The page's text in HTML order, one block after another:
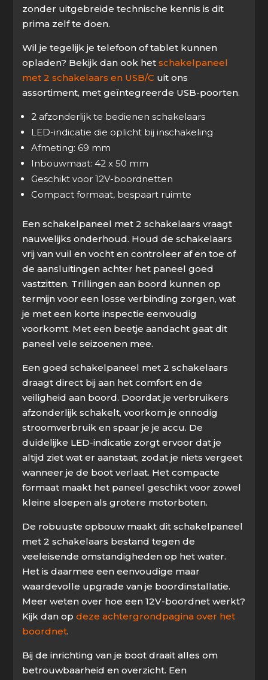
zonder uitgebreide technische kennis is dit
prima zelf te doen.
Wil je tegelijk je telefoon of tablet kunnen
opladen? Bekijk dan ook hetschakelpaneel
met 2 schakelaars en USB/C uit ons
assortiment, met geïntegreerde USB-poorten.
2 afzonderlijk te bedienen schakelaars
LED-indicatie die oplicht bij inschakeling
Afmeting: 69 mm
Inbouwmaat: 42 x 50 mm
Geschikt voor 12V-boordnetten
Compact formaat, bespaart ruimte
Een schakelpaneel met 2 schakelaars vraagt
nauwelijks onderhoud. Houd de schakelaars
vrij van vuil en vocht en controleer af en toe of
de aansluitingen achter het paneel goed
vastzitten. Trillingen aan boord kunnen op
termijn voor een losse verbinding zorgen, wat
je met een korte inspectie eenvoudig
voorkomt. Met een beetje aandacht gaat dit
paneel vele seizoenen mee.
Een goed schakelpaneel met 2 schakelaars
draagt direct bij aan het comfort en de
veiligheid aan boord. Doordat je verbruikers
afzonderlijk schakelt, voorkom je onnodig
stroomverbruik en spaar je je accu. De
duidelijke LED-indicatie zorgt ervoor dat je
altijd ziet wat er aanstaat, zodat je niets vergeet
wanneer je de boot verlaat. Het compacte
formaat maakt het paneel geschikt voor zowel
kleine sloepen als grotere motorboten.
De robuuste opbouw maakt dit schakelpaneel
met 2 schakelaars bestand tegen de
veeleisende omstandigheden op het water.
Het is daarmee een eenvoudige maar
waardevolle upgrade van je boordinstallatie.
Meer weten over hoe een 12V-boordnet werkt?
Kijk dan opdeze achtergrondpagina over het
boordnet.
Bij de inrichting van je boot draait alles om
betrouwbaarheid en overzicht. Een